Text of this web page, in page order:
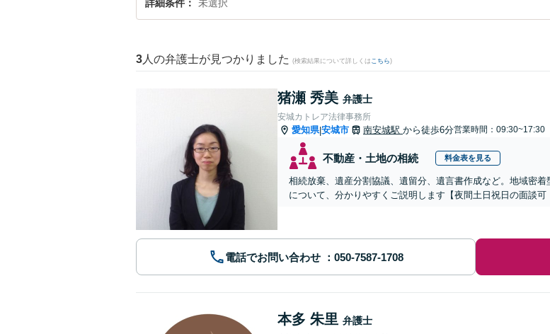
詳細条件 未選択
3 人の弁護士が見つかりました (検索結果について詳しくは こちら)
猪瀬 秀美 弁護士
安城カトレア法律事務所
愛知県|安城市 南安城駅 から徒歩6分営業時間：09:30~17:30
不動産・土地の相続 料金表を見る
相続放棄、遺産分割協議、遺留分、遺言書作成など。地域密
について、分かりやすくご説明します【夜間土日祝日の面談可
電話でお問い合わせ
本多 朱里 弁護士